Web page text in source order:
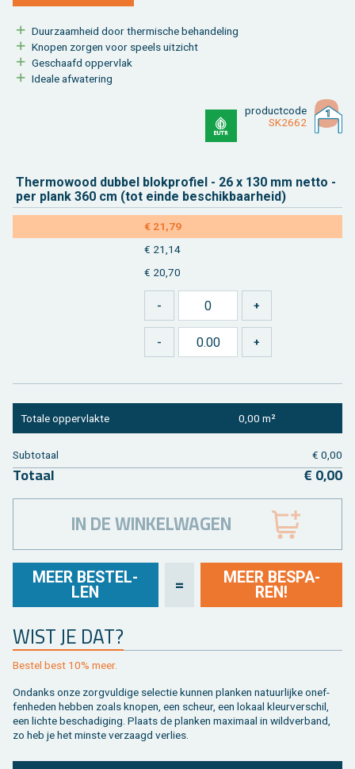
Duur­zaam­heid door ther­mi­sche be­han­de­ling
Kno­pen zor­gen voor speels uit­zicht
Ge­schaafd op­per­vlak
Ide­a­le af­wa­te­ring
product­code
SK2662
Ther­mo­wood dub­bel blok­pro­fiel - 26 x 130 mm netto -
per plank 360 cm (tot einde be­schik­baar­heid)
€ 21,79
€ 21,14
€ 20,70
MEER BE­STEL­
LEN
=
MEER BE­SPA­
REN!
WIST JE DAT?
Be­stel best 10% meer.
On­danks onze zorg­vul­di­ge se­lec­tie kun­nen plan­ken na­tuur­lij­ke on­ef­
fen­he­den heb­ben zoals kno­pen, een scheur, een lo­kaal kleur­ver­schil,
een lich­te be­scha­di­ging. Plaats de plan­ken maxi­maal in wild­ver­band,
zo heb je het min­ste ver­zaagd ver­lies.
To­ta­le op­per­vlak­te 0,00 m²
Sub­to­taal € 0,00
To­taal € 0,00
IN DE WINKELWAGEN